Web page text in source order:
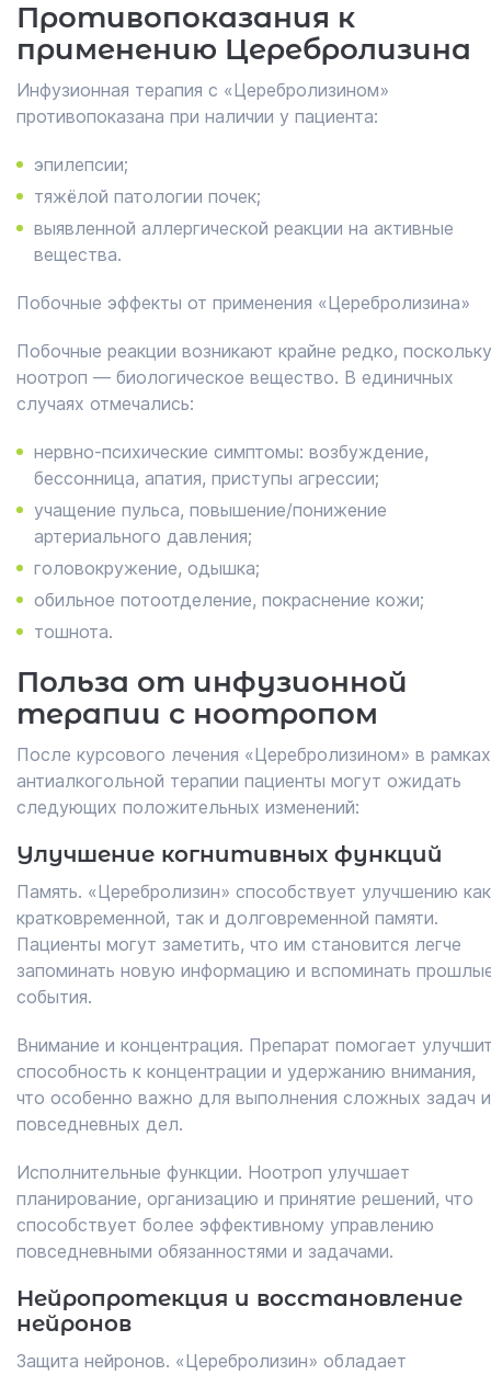
Противопоказания к
применению Церебролизина
Инфузионная терапия с «Церебролизином»
противопоказана при наличии у пациента:
эпилепсии;
тяжёлой патологии почек;
выявленной аллергической реакции на активные
вещества.
Побочные эффекты от применения «Церебролизина»
Побочные реакции возникают крайне редко, поскольку
ноотроп — биологическое вещество. В единичных
случаях отмечались:
нервно-психические симптомы: возбуждение,
бессонница, апатия, приступы агрессии;
учащение пульса, повышение/понижение
артериального давления;
головокружение, одышка;
обильное потоотделение, покраснение кожи;
тошнота.
Польза от инфузионной
терапии с ноотропом
После курсового лечения «Церебролизином» в рамках
антиалкогольной терапии пациенты могут ожидать
следующих положительных изменений:
Улучшение когнитивных функций
Память. «Церебролизин» способствует улучшению как
кратковременной, так и долговременной памяти.
Пациенты могут заметить, что им становится легче
запоминать новую информацию и вспоминать
события.
Внимание и концентрация. Препарат помогает
способность к концентрации и удержанию внимания,
что особенно важно для выполнения сложных задач и
повседневных дел.
Исполнительные функции. Ноотроп улучшает
планирование, организацию и принятие решений, что
способствует более эффективному управлению
повседневными обязанностями и задачами.
Нейропротекция и восстановление
нейронов
Защита нейронов. «Церебролизин» обладает